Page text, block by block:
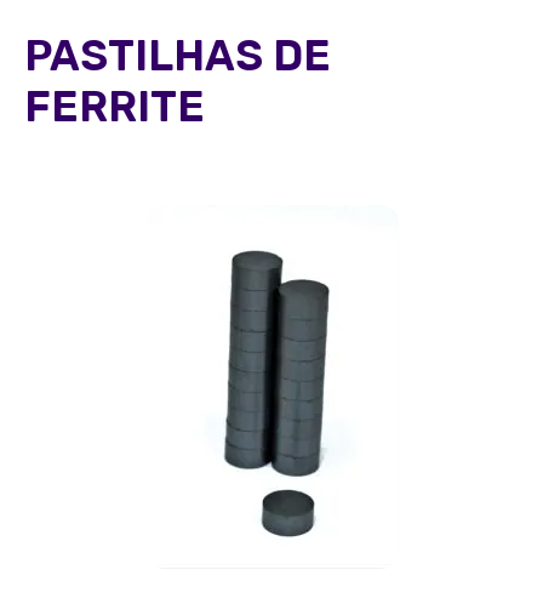
PASTILHAS DE
FERRITE